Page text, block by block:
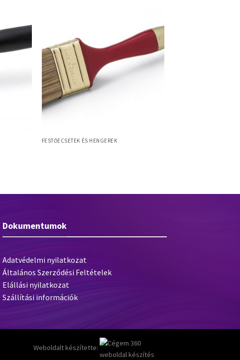
FESTŐECSETEK ÉS HENGEREK
Dokumentumok
Adatvédelmi nyilatkozat
Általános Szerződési Feltételek
Elállási nyilatkozat
Szállítási információk
Weboldalt készítette: